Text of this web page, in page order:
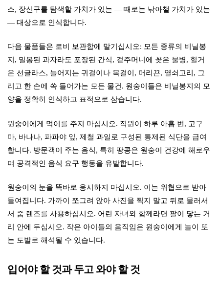
스, 장신구를 탐색할 가치가 있는 — 때로는 낚아챌 가치가 있는
— 대상으로 인식합니다.
다음 물품들은 로비 보관함에 맡기십시오: 모든 종류의 비닐봉
지, 밀봉된 과자라도 포장된 간식, 겉주머니에 꽂은 물병, 헐거
운 선글라스, 늘어지는 귀걸이나 목걸이, 머리끈, 열쇠고리, 그
리고 한 손에 쏙 들어가는 모든 물건. 원숭이들은 비닐봉지의 모
양을 정확히 인식하고 표적으로 삼습니다.
원숭이에게 먹이를 주지 마십시오. 직원이 하루 아홉 번, 고구
마, 바나나, 파파야 잎, 제철 과일로 구성된 통제된 식단을 급여
합니다. 방문객이 주는 음식, 특히 땅콩은 원숭이 건강에 해로우
며 공격적인 음식 요구 행동을 유발합니다.
원숭이의 눈을 똑바로 응시하지 마십시오. 이는 위협으로 받아
들여집니다. 가까이 쪼그려 앉아 사진을 찍지 말고 뒤로 물러서
서 줌 렌즈를 사용하십시오. 어린 자녀와 함께라면 팔이 닿는 거
리 안에 두십시오. 작은 아이들의 움직임은 원숭이에게 놀이 또
는 도발로 해석될 수 있습니다.
입어야 할 것과 두고 와야 할 것